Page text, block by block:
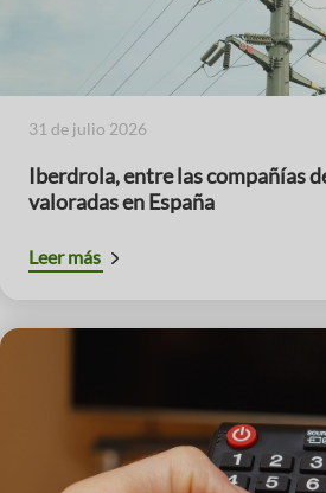
31 de julio 2026
Iberdrola, entre las compañías
valoradas en España
Leer más